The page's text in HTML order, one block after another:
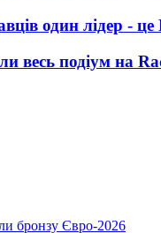
один лідер -
весь подіум на